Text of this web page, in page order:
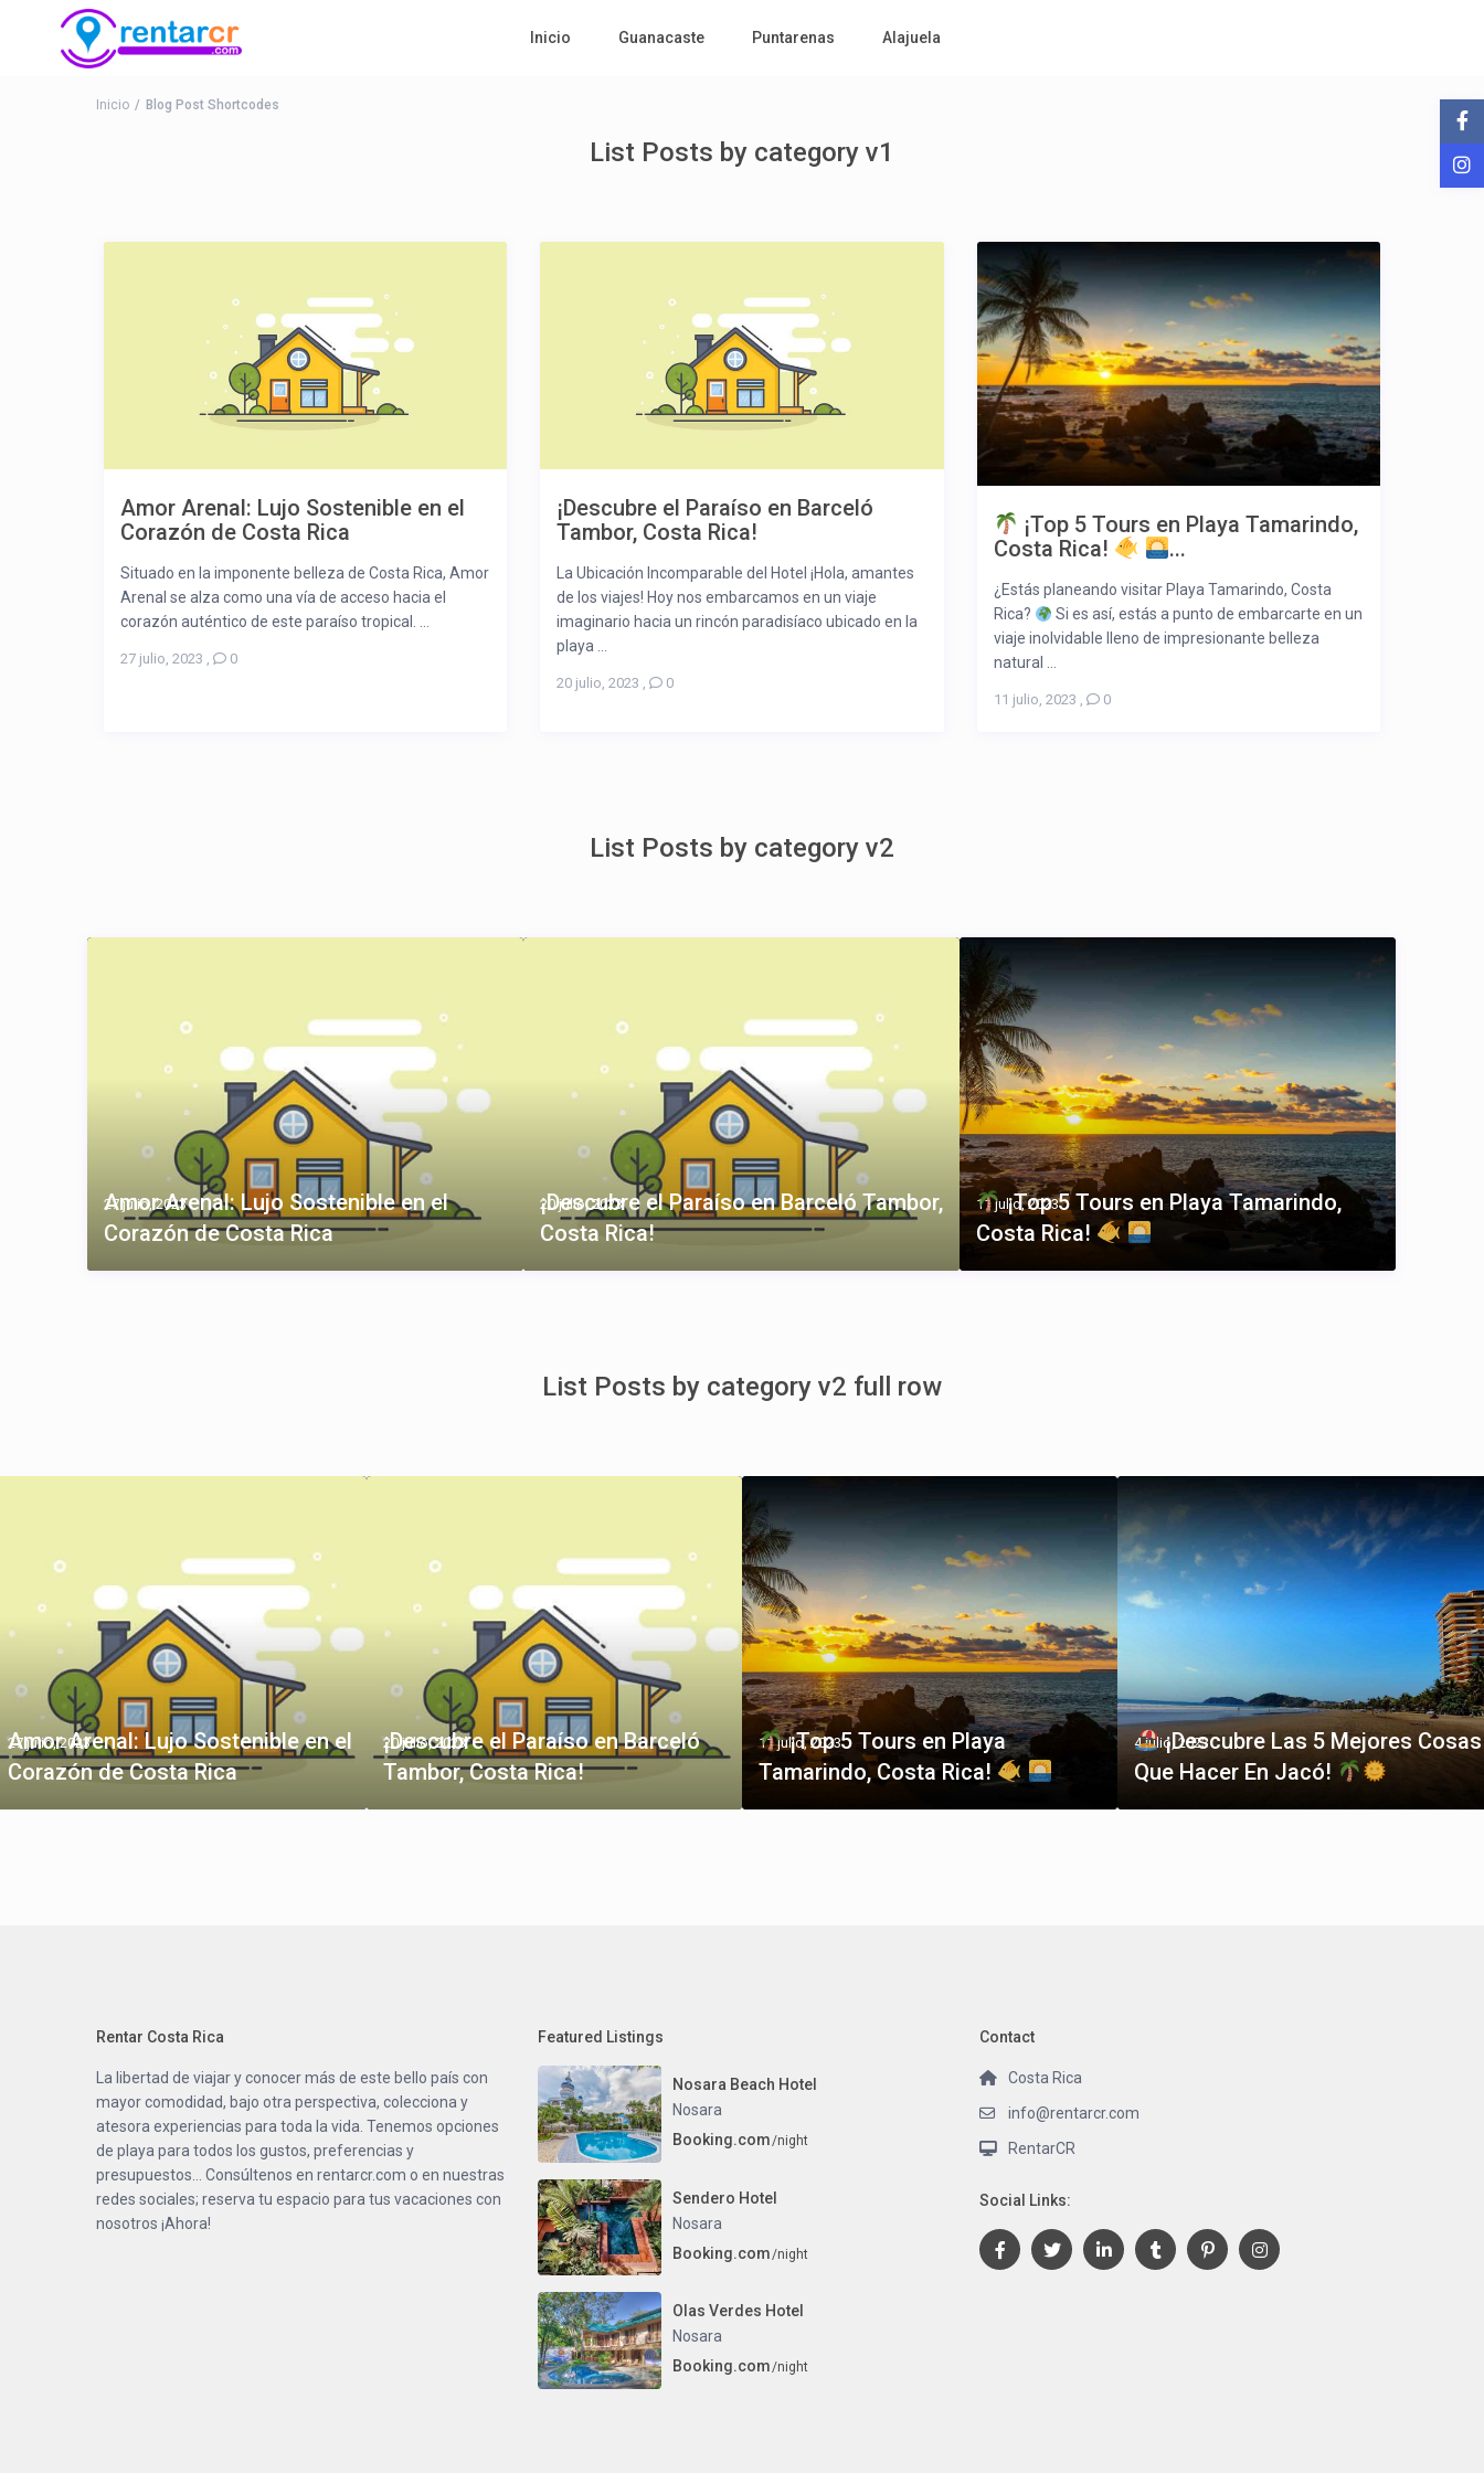
Inicio Guanacaste Puntarenas Alajuela
Inicio Blog Post Shortcodes
List Posts by category v1
Amor Arenal: Lujo Sostenible en el
Corazón de Costa Rica
Situado en la imponente belleza de Costa Rica, Amor
Arenal se alza como una vía de acceso hacia el
corazón auténtico de este paraíso tropical. ...
27 julio, 2023 0
¡Descubre el Paraíso en Barceló
Tambor, Costa Rica!
La Ubicación Incomparable del Hotel ¡Hola, amantes
de los viajes! Hoy nos embarcamos en un viaje
imaginario hacia un rincón paradisíaco ubicado en la
playa ...
20 julio, 2023 , 0
¡Top 5 Tours en Playa Tamarindo,
Costa Rica!
...
¿Estás planeando visitar Playa Tamarindo, Costa
Rica?
Si es así, estás a punto de embarcarte en un
viaje inolvidable lleno de impresionante belleza
natural ...
11 julio, 2023 , 0
List Posts by category v2
27 julio, 2023
Amor Arenal: Lujo Sostenible en el
Corazón de Costa Rica
20 julio, 2023
¡Descubre el Paraíso en Barceló Tambor,
Costa Rica!
11 julio, 2023
¡Top 5 Tours en Playa Tamarindo,
Costa Rica!
List Posts by category v2 full row
27 julio, 2023
Amor Arenal: Lujo Sostenible en el
Corazón de Costa Rica
20 julio, 2023
¡Descubre el Paraíso en Barceló
Tambor, Costa Rica!
11 julio, 2023
¡Top 5 Tours en Playa
Tamarindo, Costa Rica!
4 julio, 2023
¡Descubre Las 5 Mejores Cosas
Que Hacer En Jacó!
Rentar Costa Rica
La libertad de viajar y conocer más de este bello país con
mayor comodidad, bajo otra perspectiva, colecciona y
atesora experiencias para toda la vida. Tenemos opciones
de playa para todos los gustos, preferencias y
presupuestos… Consúltenos en rentarcr.com o en nuestras
redes sociales; reserva tu espacio para tus vacaciones con
nosotros ¡Ahora!
Featured Listings
Nosara Beach Hotel
Nosara
Booking.com/night
Sendero Hotel
Nosara
Booking.com/night
Olas Verdes Hotel
Nosara
Booking.com/night
Contact
Costa Rica
info@rentarcr.com
RentarCR
Social Links: